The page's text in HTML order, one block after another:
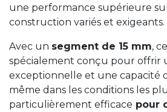
une performance supérieure
construction variés et exigeants.
Avec un segment de 15 mm,
spécialement conçu pour offrir
exceptionnelle et une capacité
même dans les conditions les
particulièrement efficace pour